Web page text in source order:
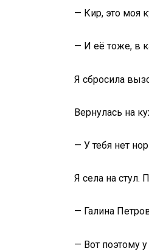
— Кир, это моя
— И её тоже, в
Я сбросила
Вернулась на
— У тебя нет
Я села на стул.
— Галина
— Вот поэтому